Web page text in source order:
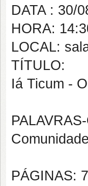
DATA : 30/
HORA:
LOCAL:
TÍTULO:
Iá Ticum -
PÁGINAS: